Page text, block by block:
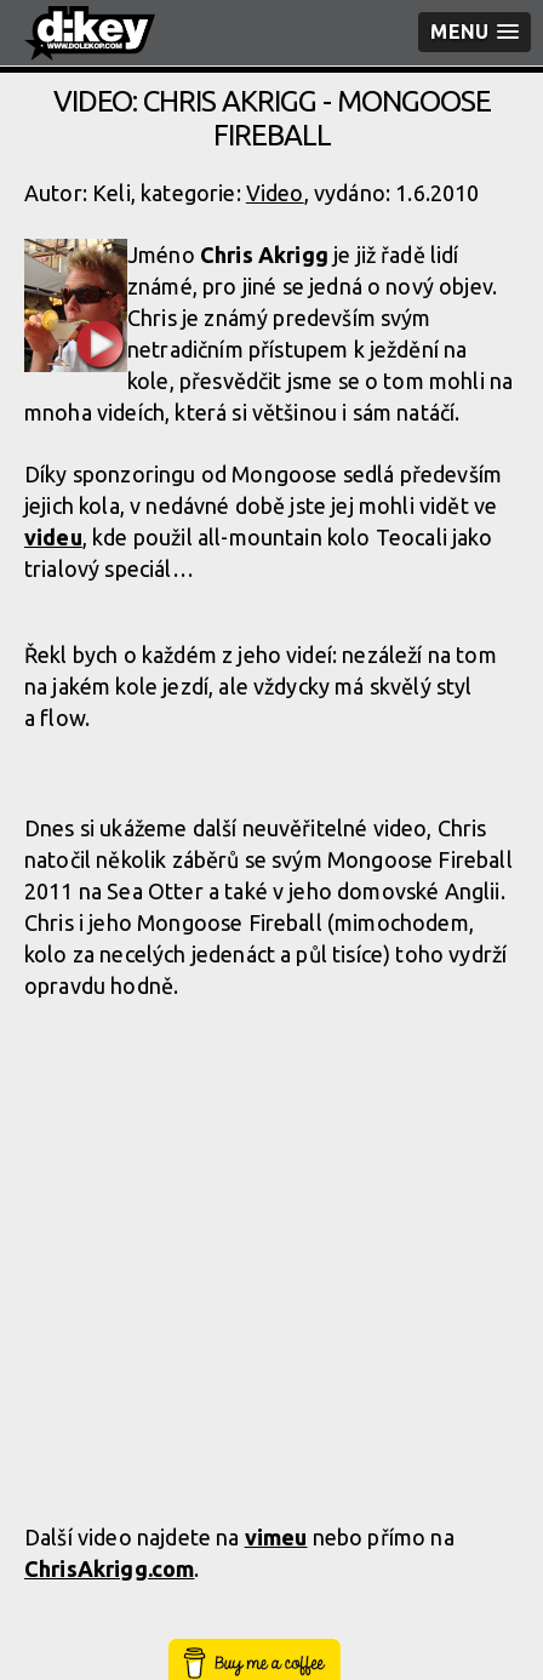
MENU
VIDEO: CHRIS AKRIGG - MONGOOSE
FIREBALL
Autor: Keli, kategorie: Video, vydáno: 1.6.2010
Jméno Chris Akrigg je již řadě lidí
známé, pro jiné se jedná o nový objev.
Chris je známý predevším svým
netradičním přístupem k ježdění na
kole, přesvědčit jsme se o tom mohli na
mnoha videích, která si většinou i sám natáčí.
Díky sponzoringu od Mongoose sedlá především
jejich kola, v nedávné době jste jej mohli vidět ve
videu, kde použil all-mountain kolo Teocali jako
trialový speciál…
Řekl bych o každém z jeho videí: nezáleží na tom
na jakém kole jezdí, ale vždycky má skvělý styl
a flow.
Dnes si ukážeme další neuvěřitelné video, Chris
natočil několik záběrů se svým Mongoose Fireball
2011 na Sea Otter a také v jeho domovské Anglii.
Chris i jeho Mongoose Fireball (mimochodem,
kolo za necelých jedenáct a půl tisíce) toho vydrží
opravdu hodně.
Další video najdete na vimeu nebo přímo na
ChrisAkrigg.com.
Buy Me a Coffee